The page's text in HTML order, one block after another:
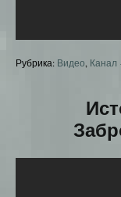
Рубрика: Видео Канал